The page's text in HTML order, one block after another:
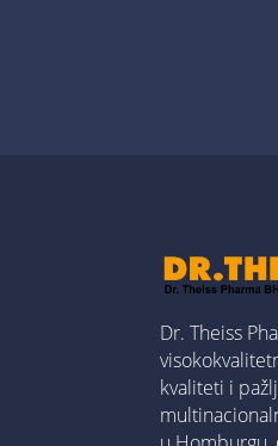
Dr. Theiss
kvaliteti i